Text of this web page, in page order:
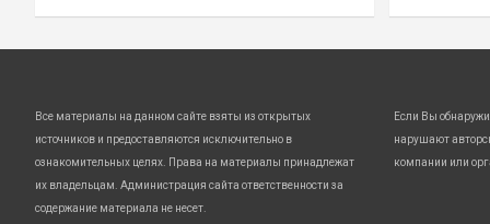
Все материалы на данном сайте взяты из открытых
источников и предоставляются исключительно в
ознакомительных целях. Права на материалы принадлежат
их владельцам. Администрация сайта ответственности за
содержание материала не несет.
Если Вы
нарушают
компании или